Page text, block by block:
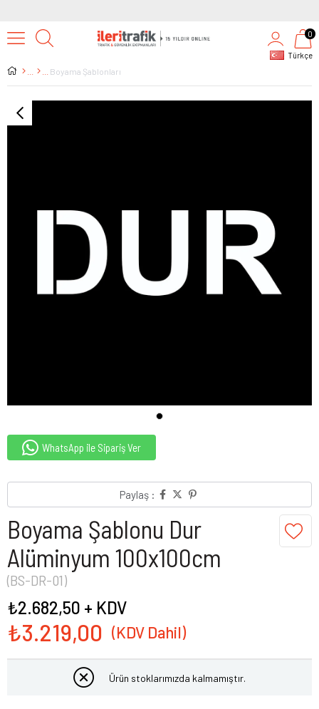
Türkçe
0
Boyama Şablonları
WhatsApp ile Sipariş Ver
Paylaş :
Boyama Şablonu Dur
Alüminyum 100x100cm
(BS-DR-01)
₺3.219,00
₺2.682,50 + KDV
Ürün stoklarımızda kalmamıştır.